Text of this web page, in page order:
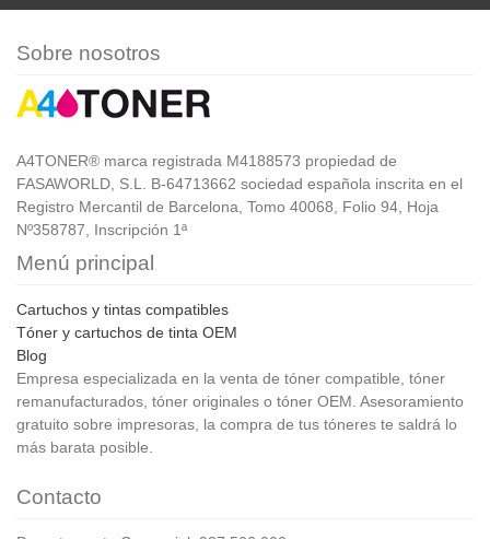
Sobre nosotros
A4TONER® marca registrada M4188573 propiedad de
FASAWORLD, S.L. B-64713662 sociedad española inscrita en el
Registro Mercantil de Barcelona, Tomo 40068, Folio 94, Hoja
Nº358787, Inscripción 1ª
Menú principal
Cartuchos y tintas compatibles
Tóner y cartuchos de tinta OEM
Blog
Empresa especializada en la venta de tóner compatible, tóner
remanufacturados, tóner originales o tóner OEM. Asesoramiento
gratuito sobre impresoras, la compra de tus tóneres te saldrá lo
más barata posible.
Contacto